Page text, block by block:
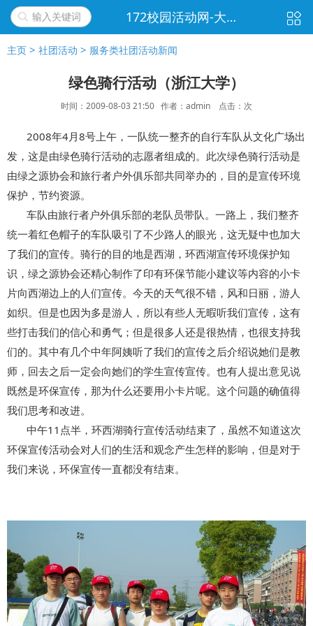
172校园活动网-大学生活动新闻|策划书下载|校园|社团|班级|团日|社会实践活动|聚会游戏|实践报告|活动方案|活动总结移动版
主页 > 社团活动 > 服务类社团活动新闻
绿色骑行活动（浙江大学）
时间：2009-08-03 21:50 作者：admin 点击： 次
2008年4月8号上午，一队统一整齐的自行车队从文化广场出
发，这是由绿色骑行活动的志愿者组成的。此次绿色骑行活动是
由绿之源协会和旅行者户外俱乐部共同举办的，目的是宣传环境
保护，节约资源。
车队由旅行者户外俱乐部的老队员带队。一路上，我们整齐
统一着红色帽子的车队吸引了不少路人的眼光，这无疑中也加大
了我们的宣传。骑行的目的地是西湖，环西湖宣传环境保护知
识，绿之源协会还精心制作了印有环保节能小建议等内容的小卡
片向西湖边上的人们宣传。今天的天气很不错，风和日丽，游人
如织。但是也因为多是游人，所以有些人无暇听我们宣传，这有
些打击我们的信心和勇气；但是很多人还是很热情，也很支持我
们的。其中有几个中年阿姨听了我们的宣传之后介绍说她们是教
师，回去之后一定会向她们的学生宣传宣传。也有人提出意见说
既然是环保宣传，那为什么还要用小卡片呢。这个问题的确值得
我们思考和改进。
中午11点半，环西湖骑行宣传活动结束了，虽然不知道这次
环保宣传活动会对人们的生活和观念产生怎样的影响，但是对于
我们来说，环保宣传一直都没有结束。